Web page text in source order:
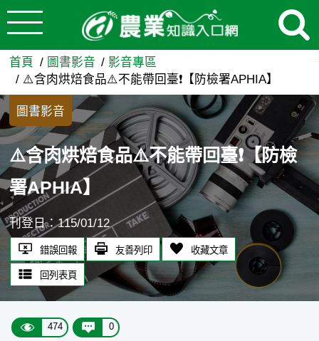
跳到主要內容
⚠️含肉烘焙食品⚠️不能帶回臺
首頁 圖書影音
影音專區
⚠️含肉烘焙食品⚠️不能帶回臺❗【防檢署APHIA】
圖書影音
⚠️含肉烘焙食品⚠️不能帶回臺❗【防檢
署APHIA】
刊登日：115/01/12
錯誤回報 友善列印 收藏文章
回列表頁
474 0